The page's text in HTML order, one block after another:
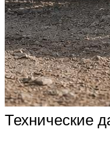
Технические